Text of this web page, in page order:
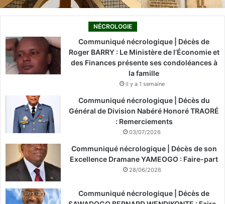
NÉCROLOGIE
Communiqué nécrologique | Décès de
Roger BARRY : Le Ministère de l’Économie et
des Finances présente ses condoléances à
la famille
il y a 1 semaine
Communiqué nécrologique | Décès du
Général de Division Nabéré Honoré TRAORÉ
: Remerciements
03/07/2026
Communiqué nécrologique | Décès de son
Excellence Dramane YAMEOGO : Faire-part
28/06/2026
Communiqué nécrologique | Décès de